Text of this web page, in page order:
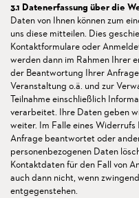
3.1 Datenerfassung über die
Daten von Ihnen können zum
uns diese mitteilen. Dies
Kontaktformulare oder
werden dann im Rahmen Ihrer
der Beantwortung Ihrer
Veranstaltung o.ä. und zur
Teilnahme einschließlich
verarbeitet. Ihre Daten geben
weiter. Im Falle eines
Anfrage beantwortet oder
personenbezogenen Daten
Kontaktdaten für den Fall von
auch dann nicht, wenn
entgegenstehen.